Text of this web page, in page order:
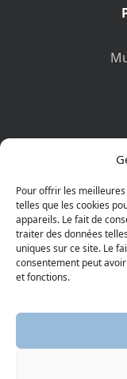
Pour offrir les
telles que les cookies
appareils. Le fait de
traiter des données
uniques sur ce site. Le
consentement peut
et fonctions.
Vos
©